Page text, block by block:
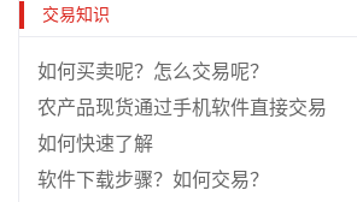
交易知识
如何买卖呢？怎么交易呢？
农产品现货通过手机软件直接交易
如何快速了解
软件下载步骤？如何交易？